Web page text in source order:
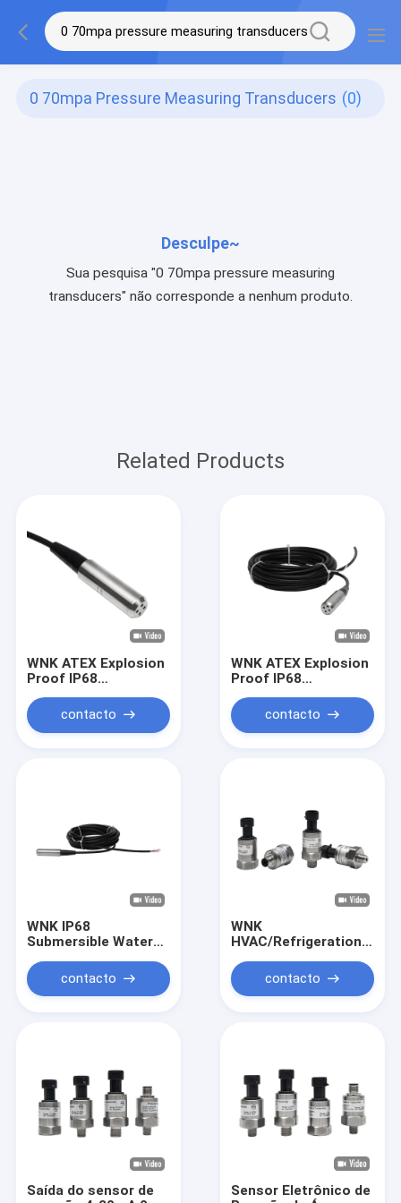
0 70mpa Pressure Measuring Transducers (0)
Desculpe~
Sua pesquisa "0 70mpa pressure measuring
transducers" não corresponde a nenhum produto.
Related Products
WNK ATEX Explosion
Proof IP68
Submersible Level
Transmitter RS485
Modbus for Deep
Irrigation Tank
contacto
WNK ATEX Explosion
Proof IP68
Submersible Water
Level Sensor 4-20mA
for Agricultural
System
contacto
WNK IP68
Submersible Water
20mA RS485 for
Deep Well River Tank
contacto
WNK
HVAC/Refrigeration
Transmitter 0.5-4.5V
contacto
Saída do sensor de
Sensor Eletrônico de